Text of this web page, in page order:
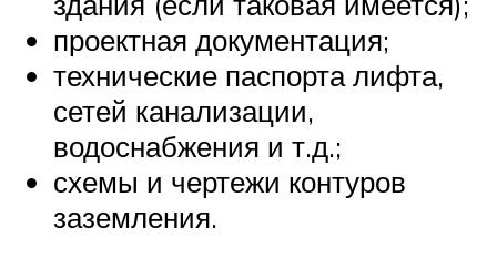
проектная документация;
технические паспорта лифта,
сетей канализации,
водоснабжения и т.д.;
схемы и чертежи контуров
заземления.